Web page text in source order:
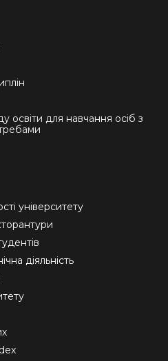
освіти для навчання осіб з
університету
діяльність